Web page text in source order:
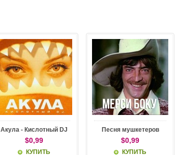
Акула - Кислотный DJ
$0,99
КУПИТЬ
Песня мушкетеров
$0,99
КУПИТЬ